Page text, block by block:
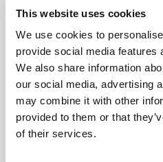
This website uses cookies
We use cookies to
provide social media features
We also share information
our social media, advertising
may combine it with other
provided to them or that
of their services.